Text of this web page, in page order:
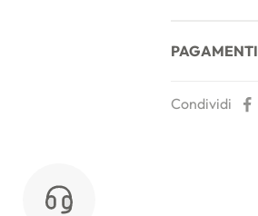
PAGAMENTI
Condividi